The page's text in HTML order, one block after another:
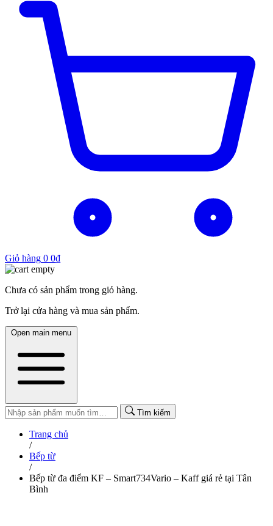
Giỏ hàng 0 0₫
Chưa có sản phẩm trong giỏ hàng.
Trở lại cửa hàng và mua sản phẩm.
Open main menu
Tìm kiếm
Trang chủ
/
Bếp từ
/
Bếp từ đa điểm KF – Smart734Vario – Kaff giá rẻ tại Tân
Bình